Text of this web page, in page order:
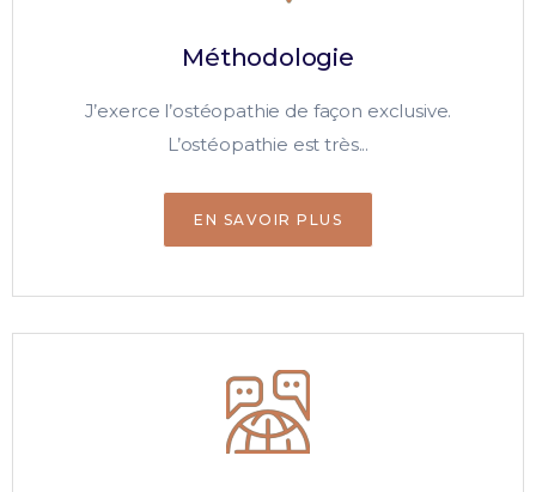
Méthodologie
J’exerce l’ostéopathie de façon exclusive.
L’ostéopathie est très...
EN SAVOIR PLUS